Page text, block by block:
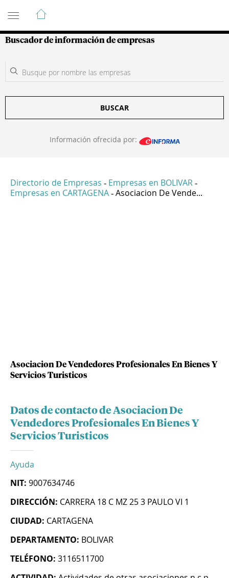
Guía de Empresas Colombianas
Buscador de información de empresas
BUSCAR
Información ofrecida por:
Directorio de Empresas - Empresas en BOLIVAR -
Empresas en CARTAGENA - Asociacion De Vende...
Asociacion De Vendedores Profesionales En Bienes Y
Servicios Turisticos
Datos de contacto de Asociacion De
Vendedores Profesionales En Bienes Y
Servicios Turisticos
Ayuda
NIT: 9007634746
DIRECCIÓN: CARRERA 18 C MZ 25 3 PAULO VI 1
CIUDAD: CARTAGENA
DEPARTAMENTO: BOLIVAR
TELÉFONO: 3116511700